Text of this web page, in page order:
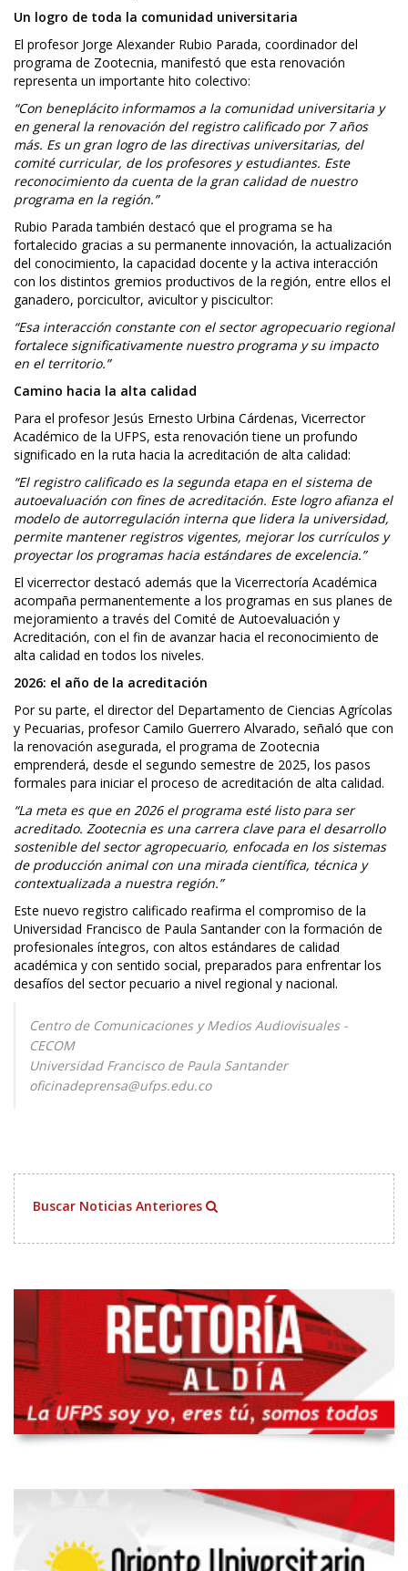
Un logro de toda la comunidad universitaria
El profesor Jorge Alexander Rubio Parada, coordinador del
programa de Zootecnia, manifestó que esta renovación
representa un importante hito colectivo:
“Con beneplácito informamos a la comunidad universitaria y
en general la renovación del registro calificado por 7 años
más. Es un gran logro de las directivas universitarias, del
comité curricular, de los profesores y estudiantes. Este
reconocimiento da cuenta de la gran calidad de nuestro
programa en la región.”
Rubio Parada también destacó que el programa se ha
fortalecido gracias a su permanente innovación, la actualización
del conocimiento, la capacidad docente y la activa interacción
con los distintos gremios productivos de la región, entre ellos el
ganadero, porcicultor, avicultor y piscicultor:
“Esa interacción constante con el sector agropecuario regional
fortalece significativamente nuestro programa y su impacto
en el territorio.”
Camino hacia la alta calidad
Para el profesor Jesús Ernesto Urbina Cárdenas, Vicerrector
Académico de la UFPS, esta renovación tiene un profundo
significado en la ruta hacia la acreditación de alta calidad:
“El registro calificado es la segunda etapa en el sistema de
autoevaluación con fines de acreditación. Este logro afianza el
modelo de autorregulación interna que lidera la universidad,
permite mantener registros vigentes, mejorar los currículos y
proyectar los programas hacia estándares de excelencia.”
El vicerrector destacó además que la Vicerrectoría Académica
acompaña permanentemente a los programas en sus planes de
mejoramiento a través del Comité de Autoevaluación y
Acreditación, con el fin de avanzar hacia el reconocimiento de
alta calidad en todos los niveles.
2026: el año de la acreditación
Por su parte, el director del Departamento de Ciencias Agrícolas
y Pecuarias, profesor Camilo Guerrero Alvarado, señaló que con
la renovación asegurada, el programa de Zootecnia
emprenderá, desde el segundo semestre de 2025, los pasos
formales para iniciar el proceso de acreditación de alta calidad.
“La meta es que en 2026 el programa esté listo para ser
acreditado. Zootecnia es una carrera clave para el desarrollo
sostenible del sector agropecuario, enfocada en los sistemas
de producción animal con una mirada científica, técnica y
contextualizada a nuestra región.”
Este nuevo registro calificado reafirma el compromiso de la
Universidad Francisco de Paula Santander con la formación de
profesionales íntegros, con altos estándares de calidad
académica y con sentido social, preparados para enfrentar los
desafíos del sector pecuario a nivel regional y nacional.
Centro de Comunicaciones y Medios Audiovisuales -
CECOM
Universidad Francisco de Paula Santander
oficinadeprensa@ufps.edu.co
Buscar Noticias Anteriores